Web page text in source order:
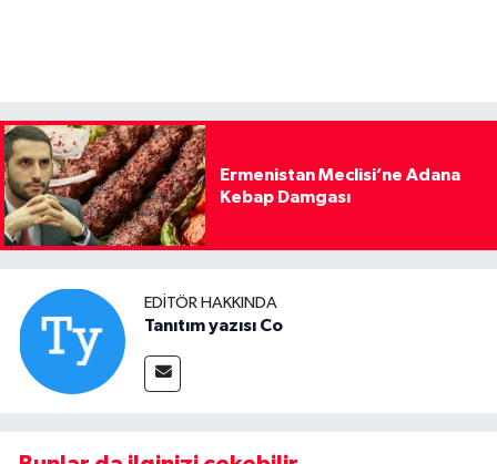
Ermenistan Meclisi’ne Adana
Kebap Damgası
EDITÖR HAKKINDA
Tanıtım yazısı Co